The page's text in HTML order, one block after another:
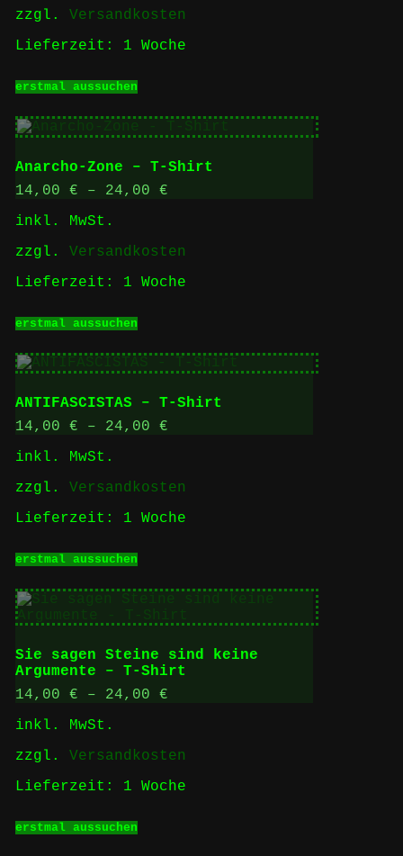
zzgl. Versandkosten
Lieferzeit: 1 Woche
erstmal aussuchenProdukt
mehrere
Varianten
Die
Optionen
Produktseite
werden
Anarcho-Zone – T-Shirt
14,00 € – 24,00 €
inkl. MwSt.
zzgl. Versandkosten
Lieferzeit: 1 Woche
erstmal aussuchenProdukt
mehrere
Varianten
auf.
Die
Optionen
Produktseite
werden
ANTIFASCISTAS – T-Shirt
14,00 € – 24,00 €
inkl. MwSt.
zzgl. Versandkosten
Lieferzeit: 1 Woche
erstmal aussuchenProdukt
mehrere
Varianten
auf.
Die
Optionen
können
auf
werden
Sie sagen Steine sind keine
Argumente – T-Shirt
14,00 € – 24,00 €
inkl. MwSt.
zzgl. Versandkosten
Lieferzeit: 1 Woche
erstmal aussuchenProdukt